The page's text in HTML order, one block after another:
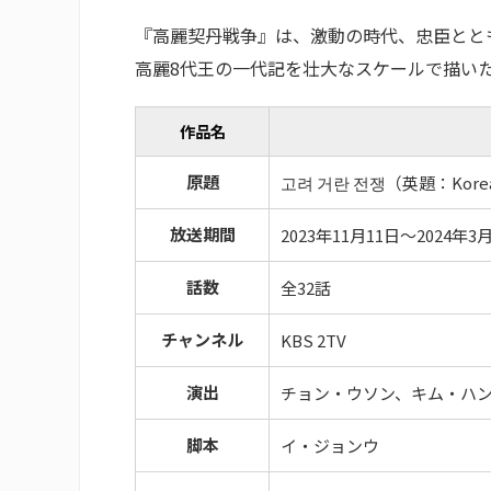
『高麗契丹戦争』は、激動の時代、忠臣と
高麗8代王の一代記を壮大なスケールで描い
作品名
原題 고려 거란 전쟁（英題：
放送期間 2023年11月11日～2024年3
話数 全32話
チャンネル KBS 2TV
演出 チョン・ウソン、キム・ハ
脚本 イ・ジョンウ